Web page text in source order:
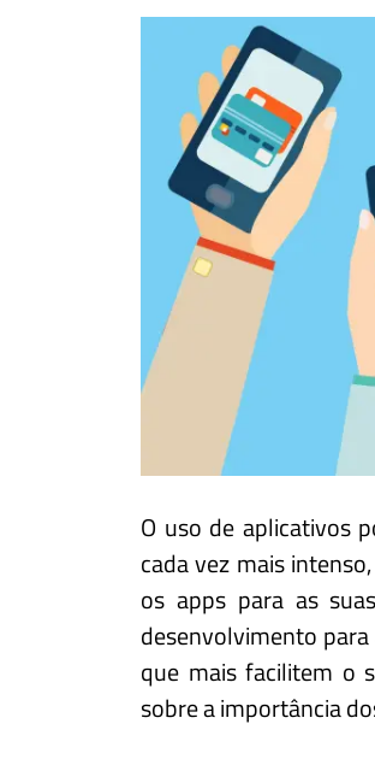
O uso de aplicativos
cada vez mais
os apps para as
desenvolvimento
que mais facilitem o
sobre a importância